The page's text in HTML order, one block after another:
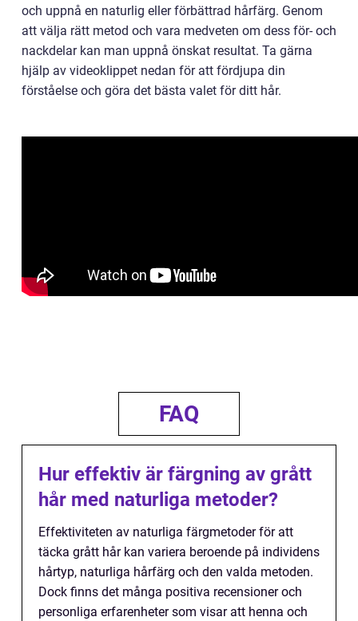
och uppnå en naturlig eller förbättrad hårfärg. Genom
att välja rätt metod och vara medveten om dess för- och
nackdelar kan man uppnå önskat resultat. Ta gärna
hjälp av videoklippet nedan för att fördjupa din
förståelse och göra det bästa valet för ditt hår.
FAQ
Hur effektiv är färgning av grått
hår med naturliga metoder?
Effektiviteten av naturliga färgmetoder för att
täcka grått hår kan variera beroende på individens
hårtyp, naturliga hårfärg och den valda metoden.
Dock finns det många positiva recensioner och
personliga erfarenheter som visar att henna och